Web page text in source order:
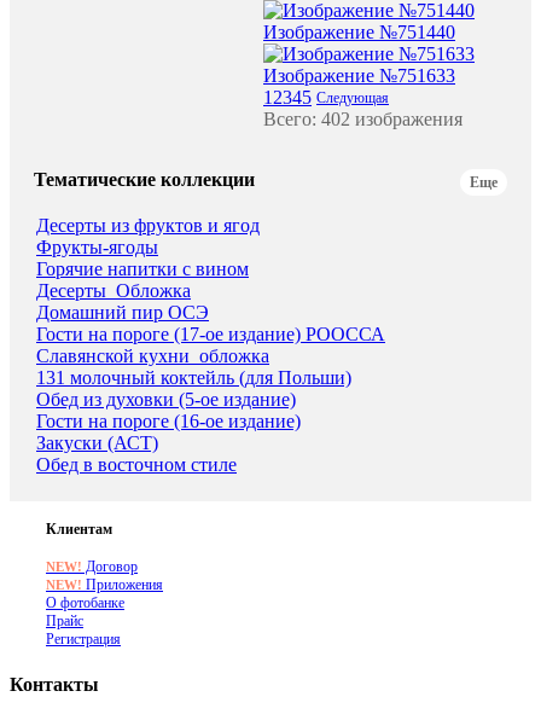
Изображение №751440
Изображение №751633
1 2345 Следующая
Всего: 402 изображения
Тематические коллекции Еще
Десерты из фруктов и ягод
Фрукты-ягоды
Горячие напитки с вином
Десерты_Обложка
Домашний пир ОСЭ
Гости на пороге (17-ое издание) РООССА
Славянской кухни_обложка
131 молочный коктейль (для Польши)
Обед из духовки (5-ое издание)
Гости на пороге (16-ое издание)
Закуски (АСТ)
Обед в восточном стиле
Клиентам
NEW! Договор
NEW! Приложения
О фотобанке
Прайс
Регистрация
Контакты